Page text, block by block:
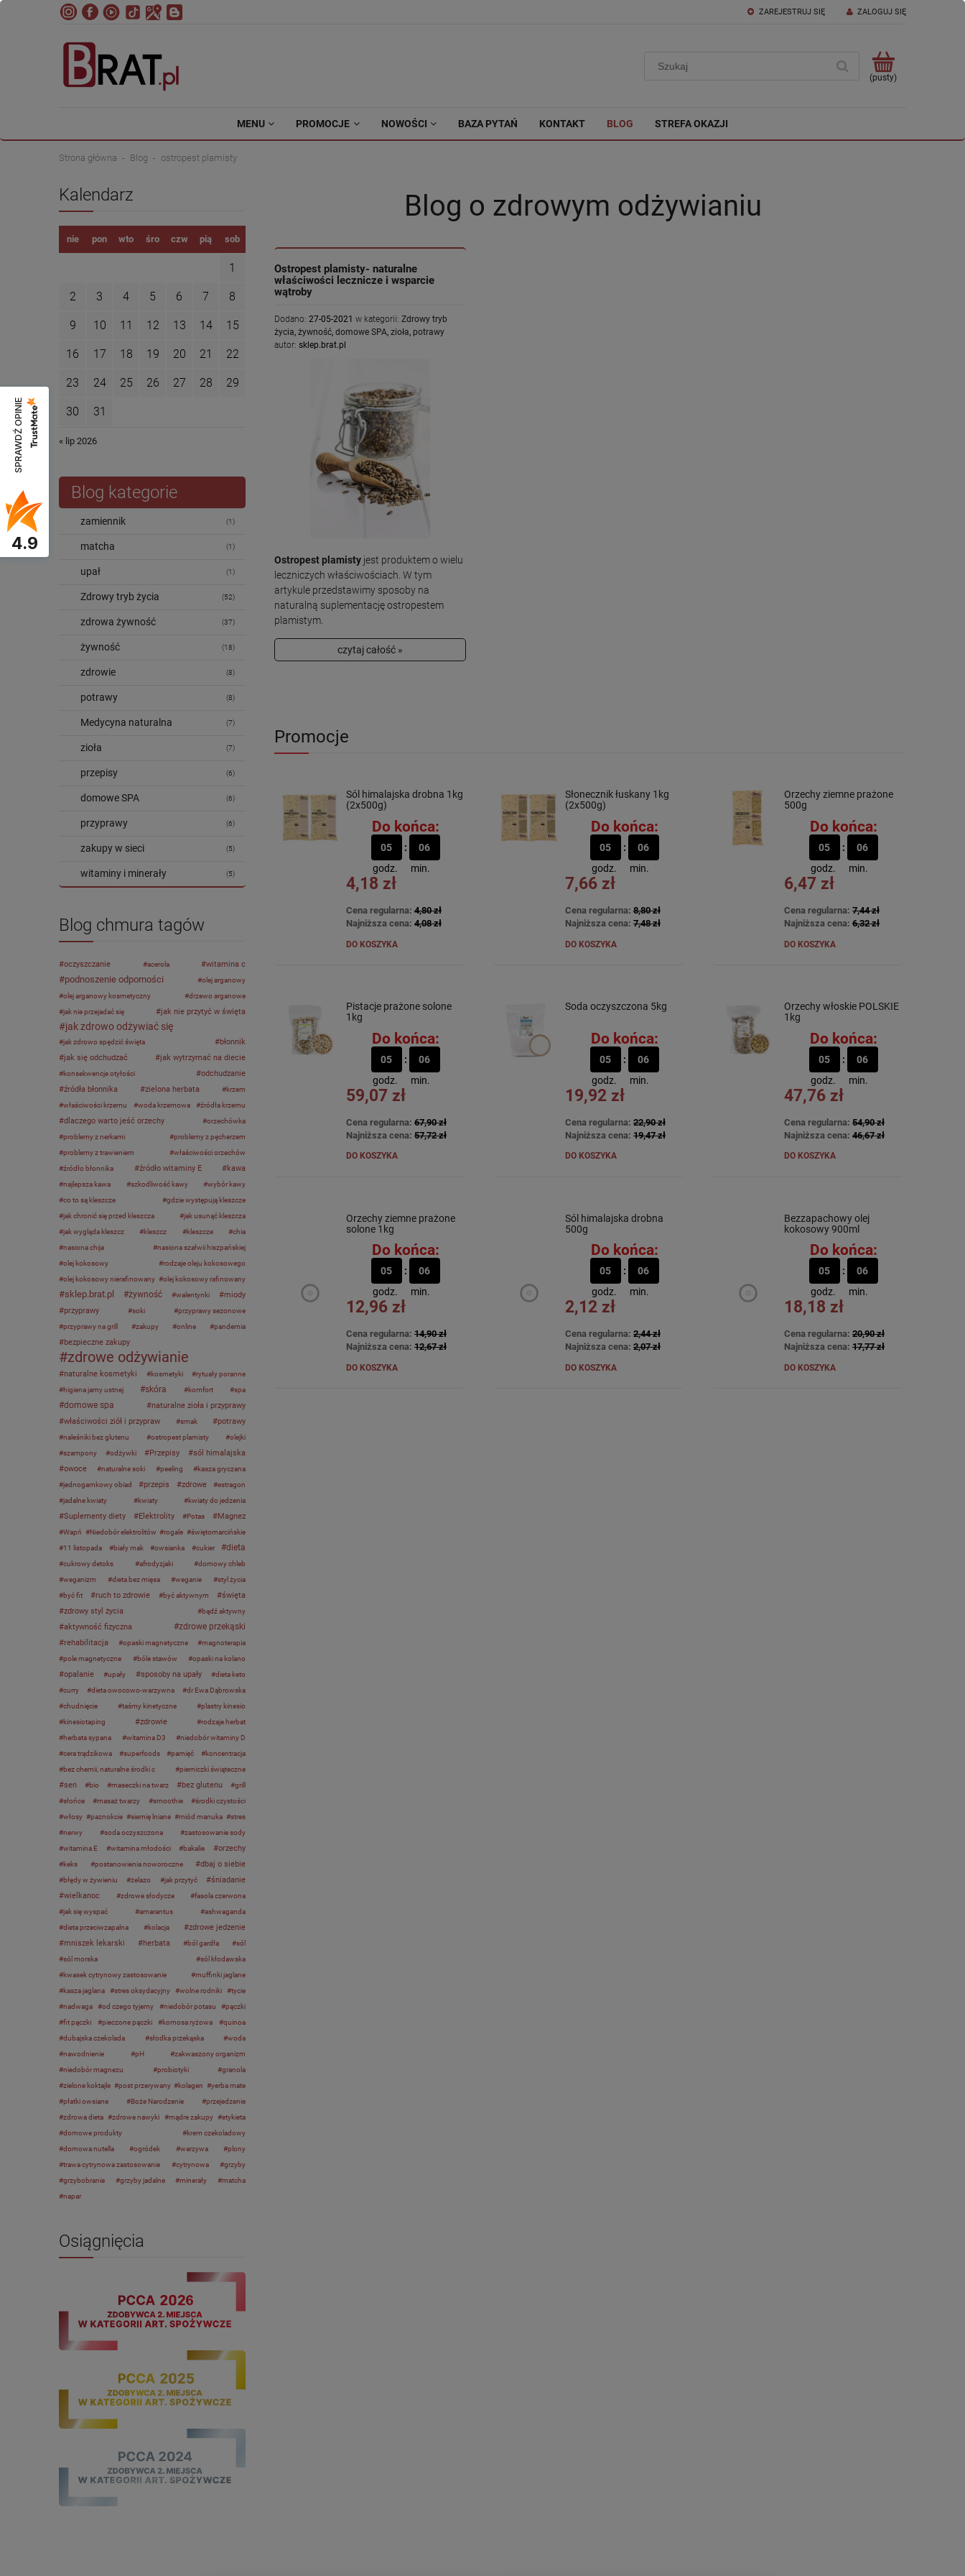
ZAREJESTRUJ SIĘ ZALOGUJ SIĘ
(pusty)
MENU PROMOCJE NOWOŚCI BAZA PYTAŃ KONTAKT BLOG STREFA OKAZJI
Strona główna Blog ostropest plamisty
Kalendarz
nie pon wto śro czw pią sob
1
2 3 4 5 6 7 8
9 10 11 12 13 14 15
16 17 18 19 20 21 22
23 24 25 26 27 28 29
30 31
« lip 2026
Blog kategorie
zamiennik (1)
matcha (1)
upał (1)
Zdrowy tryb życia (52)
zdrowa żywność (37)
żywność (18)
zdrowie (8)
potrawy (8)
Medycyna naturalna (7)
zioła (7)
przepisy (6)
domowe SPA (6)
przyprawy (6)
zakupy w sieci (5)
witaminy i minerały (5)
Blog chmura tagów
oczyszczanie acerola witamina c
podnoszenie odporności
olej arganowy
olej arganowy kosmetyczny
drzewo arganowe
jak nie przejadać się
jak nie przytyć w święta
jak zdrowo odżywiać się
jak zdrowo spędzić święta
błonnik
jak się odchudzać
jak wytrzymać na diecie
konsekwencje otyłości
odchudzanie
źródła błonnika
zielona herbata
krzem
właściwości krzemu
woda krzemowa źródła krzemu
dlaczego warto jeść orzechy
orzechówka
problemy z nerkami
problemy z pęcherzem
problemy z trawieniem
właściwości orzechów
źródło błonnika
źródło witaminy E kawa
najlepsza kawa szkodliwość kawy
wybór kawy
co to są kleszcze
gdzie występują kleszcze
jak chronić się przed kleszcza
jak usunąć kleszcza
jak wygląda kleszcz
kleszcz kleszcze
chia
nasiona chija
nasiona szałwii hiszpańskiej
olej kokosowy
rodzaje oleju kokosowego
olej kokosowy nierafinowany
olej kokosowy rafinowany
sklep.brat.pl żywność walentynki
miody
przyprawy
soki
przyprawy sezonowe
przyprawy na grill
zakupy online pandemia
bezpieczne zakupy
zdrowe odżywianie
naturalne kosmetyki kosmetyki
rytuały poranne
higiena jamy ustnej
skóra komfort spa
domowe spa
naturalne zioła i przyprawy
właściwości ziół i przypraw
smak potrawy
naleśniki bez glutenu ostropest plamisty
olejki
szampony
odżywki Przepisy
sól himalajska
owoce
naturalne soki peeling
kasza gryczana
jednogarnkowy obiad
przepis zdrowe
estragon
jadalne kwiaty
kwiaty kwiaty do jedzenia
Suplementy diety Elektrolity Potas Magnez
Wapń Niedobór elektrolitów rogale
świętomarcińskie
11 listopada
biały mak owsianka cukier dieta
cukrowy detoks afrodyzjaki
domowy chleb
weganizm
dieta bez mięsa weganie
styl życia
być fit
ruch to zdrowie być aktywnym
święta
zdrowy styl życia
bądź aktywny
aktywność fizyczna zdrowe przekąski
rehabilitacja opaski magnetyczne
magnoterapia
pole magnetyczne
bóle stawów opaski na kolano
opalanie upały sposoby na upały
dieta keto
curry
dieta owocowo-warzywna
dr Ewa Dąbrowska
chudnięcie
taśmy kinetyczne
plastry kinesio
kinesiotaping
zdrowie
rodzaje herbat
herbata sypana
witamina D3
niedobór witaminy D
cera trądzikowa
superfoods pamięć
koncentracja
bez chemii, naturalne środki c
pierniczki świąteczne
sen bio maseczki na twarz bez glutenu
grill
słońce
masaż twarzy smoothie
środki czystości
włosy
paznokcie siemię lniane miód manuka
stres
nerwy
soda oczyszczona
zastosowanie sody
witamina E
witamina młodości bakalie orzechy
keks postanowienia noworoczne dbaj o siebie
błędy w żywieniu żelazo jak przytyć
śniadanie
wielkanoc
zdrowe słodycze
fasola czerwona
jak się wyspać
amarantus
ashwaganda
dieta przeciwzapalna
kolacja
zdrowe jedzenie
mniszek lekarski
herbata ból gardła
sól
sól morska
sól kłodawska
kwasek cytrynowy zastosowanie
muffinki jaglane
kasza jaglana
stres oksydacyjny wolne rodniki
tycie
nadwaga
od czego tyjemy niedobór potasu
pączki
fit pączki
pieczone pączki komosa ryżowa
quinoa
dubajska czekolada
słodka przekąska
woda
nawodnienie
pH
zakwaszony organizm
niedobór magnezu
probiotyki
granola
zielone koktajle
post przerywany kolagen
yerba mate
płatki owsiane
Boże Narodzenie
przejedzenie
zdrowa dieta
zdrowe nawyki mądre zakupy
etykieta
domowe produkty
krem czekoladowy
domowa nutella
ogródek warzywa
plony
trawa cytrynowa zastosowanie
cytrynowa
grzyby
grzybobranie
grzyby jadalne minerały
matcha
napar
Osiągnięcia
Blog o zdrowym odżywianiu
Ostropest plamisty- naturalne
właściwości lecznicze i wsparcie
wątroby
Dodano: 27-05-2021 w kategorii: Zdrowy tryb
życia, żywność, domowe SPA, zioła, potrawy
autor: sklep.brat.pl
Ostropest plamisty jest produktem o wielu
leczniczych właściwościach. W tym
artykule przedstawimy sposoby na
naturalną suplementację ostropestem
plamistym.
czytaj całość »
Promocje
Sól himalajska drobna 1kg
(2x500g)
Do końca:
05
godz.
06
min.
4,18 zł
Cena regularna: 4,80 zł
Najniższa cena: 4,08 zł
DO KOSZYKA
Słonecznik łuskany 1kg
(2x500g)
Do końca:
05
godz.
06
min.
7,66 zł
Cena regularna: 8,80 zł
Najniższa cena: 7,48 zł
DO KOSZYKA
Orzechy ziemne prażone
500g
Do końca:
05
godz.
06
min.
6,47 zł
Cena regularna: 7,44 zł
Najniższa cena: 6,32 zł
DO KOSZYKA
Pistacje prażone solone
1kg
Do końca:
05
godz.
06
min.
59,07 zł
Cena regularna: 67,90 zł
Najniższa cena: 57,72 zł
DO KOSZYKA
Soda oczyszczona 5kg
Do końca:
05
godz.
06
min.
19,92 zł
Cena regularna: 22,90 zł
Najniższa cena: 19,47 zł
DO KOSZYKA
Orzechy włoskie POLSKIE
1kg
Do końca:
05
godz.
06
min.
47,76 zł
Cena regularna: 54,90 zł
Najniższa cena: 46,67 zł
DO KOSZYKA
Orzechy ziemne prażone
solone 1kg
Do końca:
05
godz.
06
min.
12,96 zł
Cena regularna: 14,90 zł
Najniższa cena: 12,67 zł
DO KOSZYKA
Sól himalajska drobna
500g
Do końca:
05
godz.
06
min.
2,12 zł
Cena regularna: 2,44 zł
Najniższa cena: 2,07 zł
DO KOSZYKA
Bezzapachowy olej
kokosowy 900ml
Do końca:
05
godz.
06
min.
18,18 zł
Cena regularna: 20,90 zł
Najniższa cena: 17,77 zł
DO KOSZYKA
SPRAWDŹ OPINIE
4.9